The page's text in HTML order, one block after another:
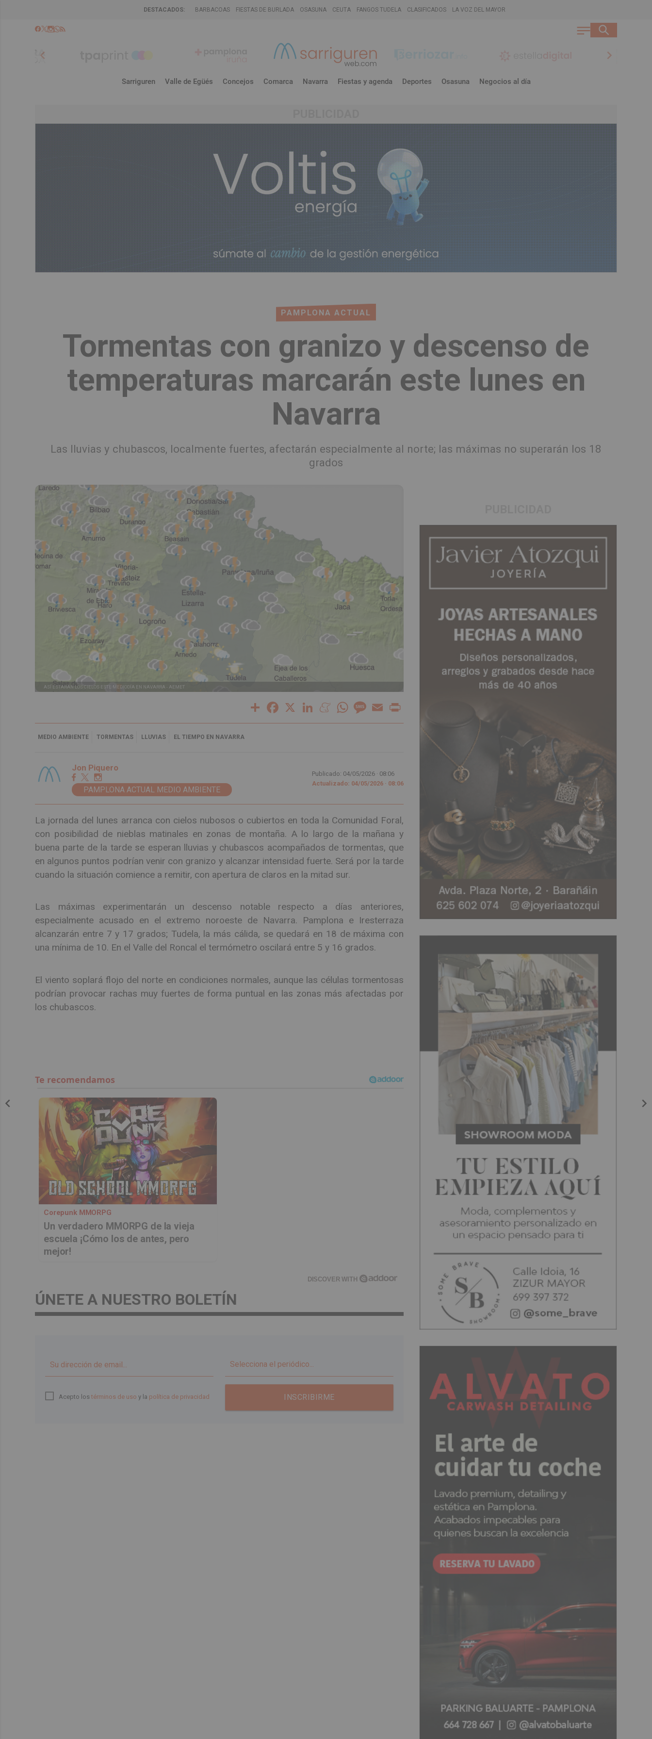
DESTACADOS: BARBACOAS FIESTAS DE BURLADA OSASUNA CEUTA FANGOS TUDELA CLASIFICADOS LA VOZ DEL MAYOR
chevron_left chevron_right
Sarriguren Valle de Egüés Concejos Comarca Navarra Fiestas y agenda Deportes Osasuna Negocios al día
PAMPLONA ACTUAL
Tormentas con granizo y descenso de
temperaturas marcarán este lunes en
Navarra
Las lluvias y chubascos, localmente fuertes, afectarán especialmente al norte; las máximas no superarán los 18
grados
ASÍ ESTARÁN LOS CIELOS ESTE MEDIODÍA EN NAVARRA - AEMET
Share Facebook LinkedInMeneameWhatsAppMessage
Email
MEDIO AMBIENTE TORMENTAS LLUVIAS EL TIEMPO EN NAVARRA
Jon Piquero
PAMPLONA ACTUAL MEDIO AMBIENTE
Publicado: 04/05/2026 · 08:06
Actualizado: 04/05/2026 · 08:06
La jornada del lunes arranca con cielos nubosos o cubiertos en toda la Comunidad Foral,
con posibilidad de nieblas matinales en zonas de montaña. A lo largo de la mañana y
buena parte de la tarde se esperan lluvias y chubascos acompañados de tormentas, que
en algunos puntos podrían venir con granizo y alcanzar intensidad fuerte. Será por la tarde
cuando la situación comience a remitir, con apertura de claros en la mitad sur.
Las máximas experimentarán un descenso notable respecto a días anteriores,
especialmente acusado en el extremo noroeste de Navarra. Pamplona e Iresterraza
alcanzarán entre 7 y 17 grados; Tudela, la más cálida, se quedará en 18 de máxima con
una mínima de 10. En el Valle del Roncal el termómetro oscilará entre 5 y 16 grados.
El viento soplará flojo del norte en condiciones normales, aunque las células tormentosas
podrían provocar rachas muy fuertes de forma puntual en las zonas más afectadas por
los chubascos.
Corepunk MMORPG
Un verdadero MMORPG de la vieja
escuela ¡Cómo los de antes, pero
mejor!
DISCOVER WITH
ÚNETE A NUESTRO BOLETÍN
Acepto los términos de uso y la política de privacidad INSCRIBIRME